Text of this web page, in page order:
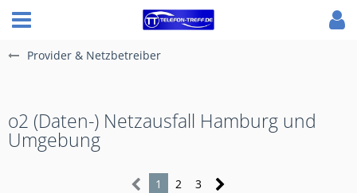
Provider & Netzbetreiber
o2 (Daten-) Netzausfall Hamburg und
Umgebung
1 2 3